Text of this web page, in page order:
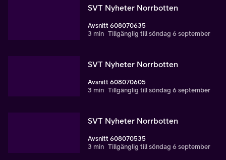
SVT Nyheter Norrbotten
Avsnitt 608070635
3 min Tillgänglig till söndag 6 september
SVT Nyheter Norrbotten
Avsnitt 608070605
3 min Tillgänglig till söndag 6 september
SVT Nyheter Norrbotten
Avsnitt 608070535
3 min Tillgänglig till söndag 6 september